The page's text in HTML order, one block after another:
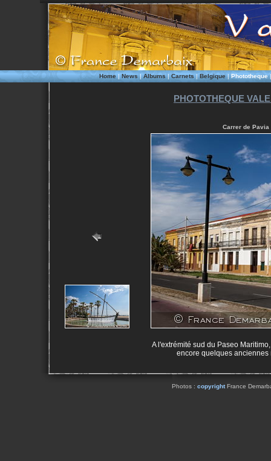
Home|News|Albums|Carnets|Belgique|Phototheque
PHOTOTHEQUE
Carrer de Pavia
A l'extrémité sud du Paseo
encore quelques
Photos : copyrightFrance